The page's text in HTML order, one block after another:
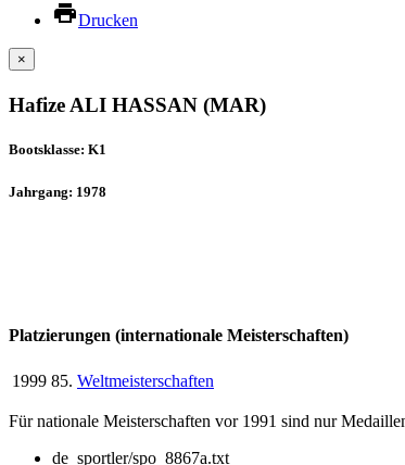
Drucken
×
Hafize ALI HASSAN (MAR)
Bootsklasse: K1
Jahrgang: 1978
Platzierungen (internationale Meisterschaften)
1999 85. Weltmeisterschaften
Für nationale Meisterschaften vor 1991 sind nur
de_sportler/spo_8867a.txt